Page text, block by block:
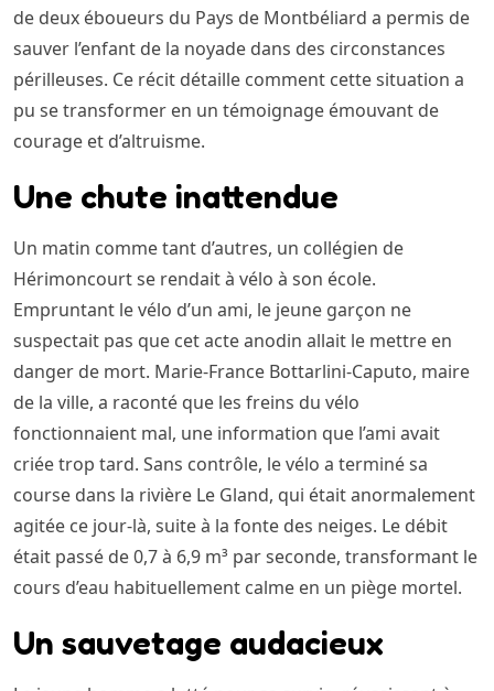
de deux éboueurs du Pays de Montbéliard a permis de
sauver l’enfant de la noyade dans des circonstances
périlleuses. Ce récit détaille comment cette situation a
pu se transformer en un témoignage émouvant de
courage et d’altruisme.
Une chute inattendue
Un matin comme tant d’autres, un collégien de
Hérimoncourt se rendait à vélo à son école.
Empruntant le vélo d’un ami, le jeune garçon ne
suspectait pas que cet acte anodin allait le mettre en
danger de mort. Marie-France Bottarlini-Caputo, maire
de la ville, a raconté que les freins du vélo
fonctionnaient mal, une information que l’ami avait
criée trop tard. Sans contrôle, le vélo a terminé sa
course dans la rivière Le Gland, qui était anormalement
agitée ce jour-là, suite à la fonte des neiges. Le débit
était passé de 0,7 à 6,9 m³ par seconde, transformant le
cours d’eau habituellement calme en un piège mortel.
Un sauvetage audacieux